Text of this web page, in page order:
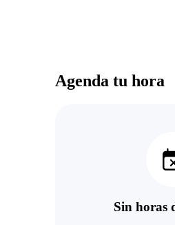
Agenda tu hora
Sin horas